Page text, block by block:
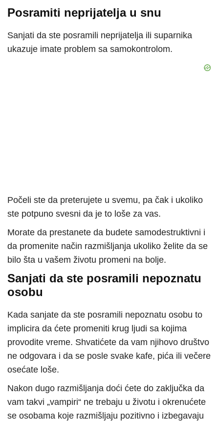
Posramiti neprijatelja u snu
Sanjati da ste posramili neprijatelja ili suparnika
ukazuje imate problem sa samokontrolom.
Počeli ste da preterujete u svemu, pa čak i ukoliko
ste potpuno svesni da je to loše za vas.
Morate da prestanete da budete samodestruktivni i
da promenite način razmišljanja ukoliko želite da se
bilo šta u vašem životu promeni na bolje.
Sanjati da ste posramili nepoznatu
osobu
Kada sanjate da ste posramili nepoznatu osobu to
implicira da ćete promeniti krug ljudi sa kojima
provodite vreme. Shvatićete da vam njihovo društvo
ne odgovara i da se posle svake kafe, pića ili večere
osećate loše.
Nakon dugo razmišljanja doći ćete do zaključka da
vam takvi „vampiri“ ne trebaju u životu i okrenućete
se osobama koje razmišljaju pozitivno i izbegavaju